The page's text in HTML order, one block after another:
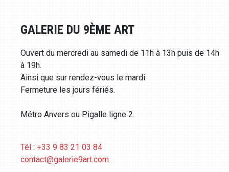
GALERIE DU 9ÈME ART
Ouvert du mercredi au samedi de 11h à 13h puis de 14h
à 19h.
Ainsi que sur rendez-vous le mardi.
Fermeture les jours fériés.
Métro Anvers ou Pigalle ligne 2.
Tél : +33 9 83 21 03 84
contact@galerie9art.com